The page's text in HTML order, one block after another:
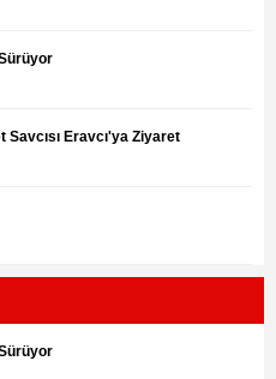
Eravcı'ya Ziyaret